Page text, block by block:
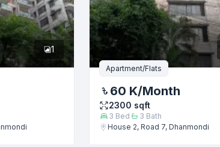
1
Apartment/Flats
60 K/Month
2300 sqft
3 Bed 3 Bath
House 2, Road 7, Dhanmondi